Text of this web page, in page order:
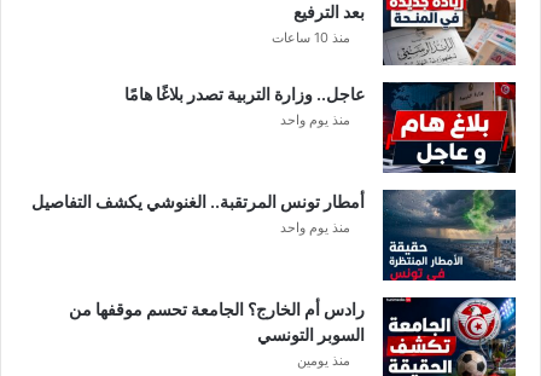
بعد الترفيع
منذ 10 ساعات
عاجل.. وزارة التربية تصدر بلاغًا هامًا
منذ يوم واحد
أمطار تونس المرتقبة.. الغنوشي يكشف التفاصيل
منذ يوم واحد
رادس أم الخارج؟ الجامعة تحسم موقفها من
السوبر التونسي
منذ يومين